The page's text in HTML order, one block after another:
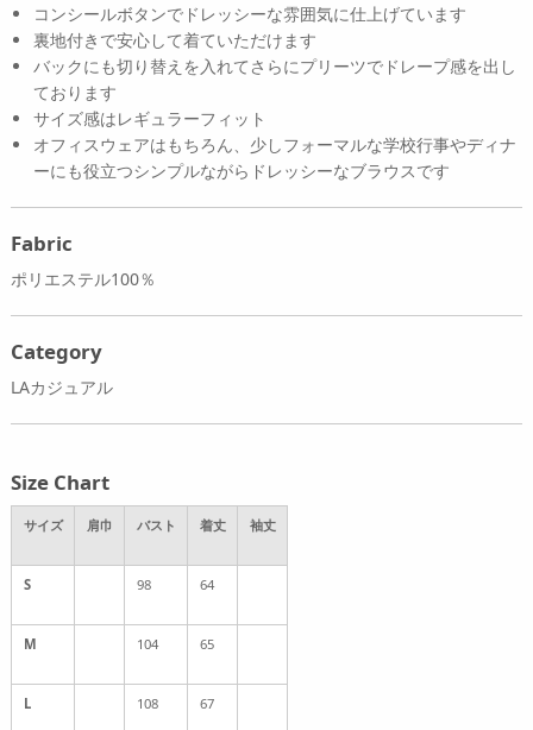
コンシールボタンでドレッシーな雰囲気に仕上げています
裏地付きで安心して着ていただけます
バックにも切り替えを入れてさらにプリーツでドレープ感を出し
ております
サイズ感はレギュラーフィット
オフィスウェアはもちろん、少しフォーマルな学校行事やディナ
ーにも役立つシンプルながらドレッシーなブラウスです
Fabric
ポリエステル100％
Category
LAカジュアル
Size Chart
サイズ 肩巾 バスト 着丈 袖丈
S 98 64
M 104 65
L 108 67